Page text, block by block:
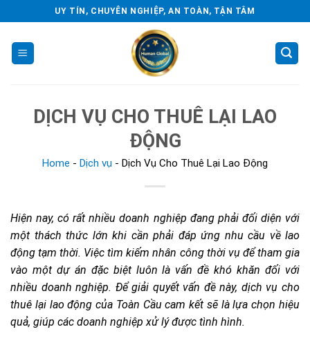
to
content
UY TÍN, CHUYÊN NGHIỆP, AN TOÀN, TẬN TÂM
DỊCH VỤ CHO THUÊ LẠI LAO
ĐỘNG
Home - Dịch vụ - Dịch Vụ Cho Thuê Lại Lao Động
Hiện nay, có rất nhiều doanh nghiệp đang phải đối diện với
một thách thức lớn khi cần phải đáp ứng nhu cầu về lao
động tạm thời. Việc tìm kiếm nhân công thời vụ để tham gia
vào một dự án đặc biệt luôn là vấn đề khó khăn đối với
nhiều doanh nghiệp. Để giải quyết vấn đề này, dịch vụ cho
thuê lại lao động của Toàn Cầu cam kết sẽ là lựa chọn hiệu
quả, giúp các doanh nghiệp xử lý được tình hình.